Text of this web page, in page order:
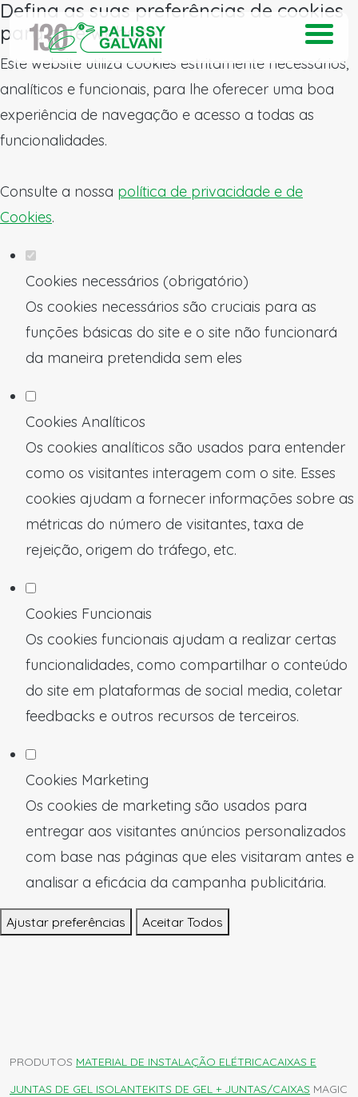
Defina as suas preferências de cookies
para este website.
Este website utiliza cookies estritamente necessários,
analíticos e funcionais, para lhe oferecer uma boa
experiência de navegação e acesso a todas as
funcionalidades.
Consulte a nossa política de privacidade e de
Cookies.
Cookies necessários (obrigatório)
Os cookies necessários são cruciais para as
funções básicas do site e o site não funcionará
da maneira pretendida sem eles
Cookies Analíticos
Os cookies analíticos são usados para entender
como os visitantes interagem com o site. Esses
cookies ajudam a fornecer informações sobre as
métricas do número de visitantes, taxa de
rejeição, origem do tráfego, etc.
Cookies Funcionais
Os cookies funcionais ajudam a realizar certas
funcionalidades, como compartilhar o conteúdo
do site em plataformas de social media, coletar
feedbacks e outros recursos de terceiros.
Cookies Marketing
Os cookies de marketing são usados para
entregar aos visitantes anúncios personalizados
com base nas páginas que eles visitaram antes e
analisar a eficácia da campanha publicitária.
Ajustar preferências Aceitar Todos
PRODUTOS MATERIAL DE INSTALAÇÃO ELÉTRICACAIXAS E
JUNTAS DE GEL ISOLANTEKITS DE GEL + JUNTAS/CAIXAS MAGIC